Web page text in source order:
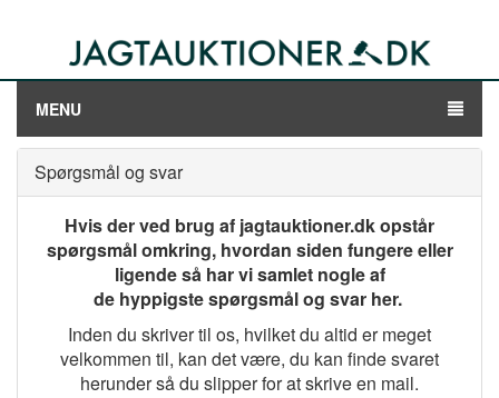
MENU
Spørgsmål og svar
Hvis der ved brug af jagtauktioner.dk opstår
spørgsmål omkring, hvordan siden fungere eller
ligende så har vi samlet nogle af
de hyppigste spørgsmål og svar her.
Inden du skriver til os, hvilket du altid er meget
velkommen til, kan det være, du kan finde svaret
herunder så du slipper for at skrive en mail.